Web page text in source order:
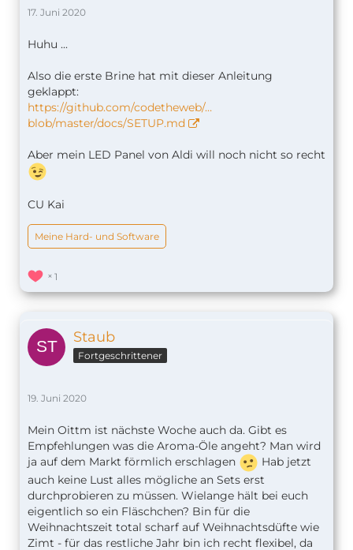
17. Juni 2020
Huhu ...
Also die erste Brine hat mit dieser Anleitung
geklappt:
https://github.com/codetheweb/…
blob/master/docs/SETUP.md
Aber mein LED Panel von Aldi will noch nicht so recht
CU Kai
Meine Hard- und Software
1
Staub
Fortgeschrittener
19. Juni 2020
Mein Oittm ist nächste Woche auch da. Gibt es
Empfehlungen was die Aroma-Öle angeht? Man wird
ja auf dem Markt förmlich erschlagen
Hab jetzt
auch keine Lust alles mögliche an Sets erst
durchprobieren zu müssen. Wielange hält bei euch
eigentlich so ein Fläschchen? Bin für die
Weihnachtszeit total scharf auf Weihnachtsdüfte wie
Zimt - für das restliche Jahr bin ich recht flexibel, da